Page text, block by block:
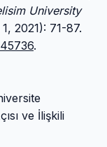
University
2021): 71-87.
.
ve İlişkili